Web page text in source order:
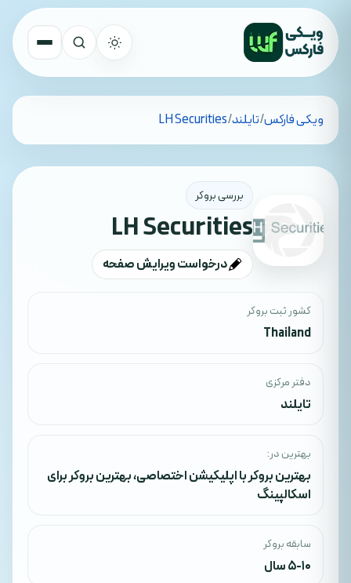
تمام کشورهاویکی فارکس/تایلند/
LH Securities
بررسی بروکر
LH Securities
درخواست ویرایش صفحه
کشور ثبت بروکر
Thailand
دفتر مرکزی
تایلند
بهترین در:
بهترین بروکر با اپلیکیشن اختصاصی،بهترین بروکر برای
اسکالپینگ
سابقه بروکر
5-10 سال